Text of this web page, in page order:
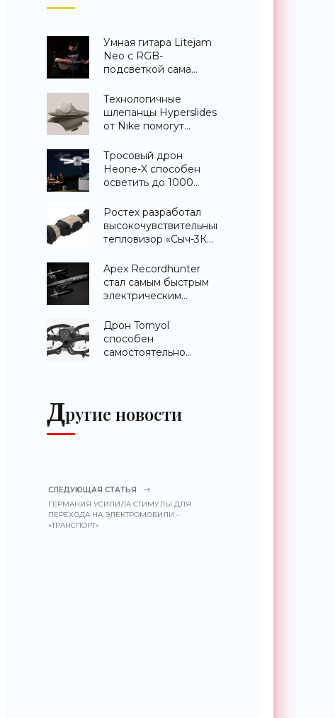
Умная гитара Litejam
Neo с RGB-
подсветкой сама
«Гаджеты»
Технологичные
шлепанцы Hyperslides
от Nike помогут
ноги после
тренировки -
«Гаджеты»
Тросовый дрон
Heone-X способен
осветить до 1000
земли -
«Беспилотники»
Ростех разработал
высокочувствительный
тепловизор «Сыч-3К»
распознавания до 2
км - «Гаджеты»
Apex Recordhunter
стал самым быстрым
электрическим
«Беспилотники»
Дрон Tornyol
способен
самостоятельно
Другие новости
СЛЕДУЮЩАЯ СТАТЬЯ
ГЕРМАНИЯ УСИЛИЛА СТИМУЛЫ ДЛЯ
ПЕРЕХОДА НА ЭЛЕКТРОМОБИЛИ -
«ТРАНСПОРТ»